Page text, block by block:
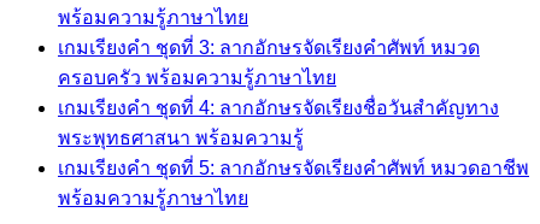
พร้อมความรู้ภาษาไทย
เกมเรียงคำ ชุดที่ 3: ลากอักษรจัดเรียงคำศัพท์ หมวด
ครอบครัว พร้อมความรู้ภาษาไทย
เกมเรียงคำ ชุดที่ 4: ลากอักษรจัดเรียงชื่อวันสำคัญทาง
พระพุทธศาสนา พร้อมความรู้
เกมเรียงคำ ชุดที่ 5: ลากอักษรจัดเรียงคำศัพท์ หมวดอาชีพ
พร้อมความรู้ภาษาไทย